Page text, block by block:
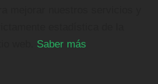
Saber más